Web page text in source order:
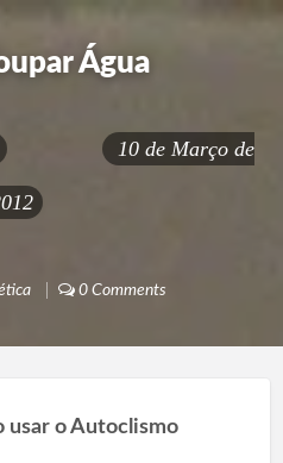
Água
10 de Março de
0 Comments
usar o Autoclismo